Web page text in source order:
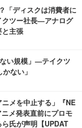
「ディスクは消費者に
クツー社長―アナログ
と主張
い規模」―テイクツ
ない」
ニメを中止する」『NE
メ発表直前にプロモ
氏が声明【UPDAT